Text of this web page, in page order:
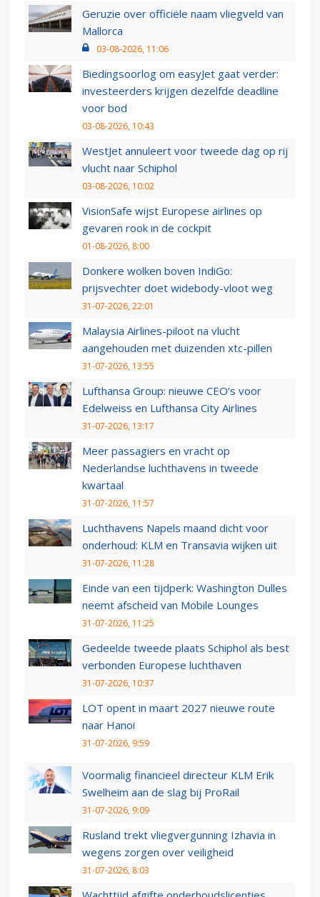
Geruzie over officiële naam vliegveld van
Mallorca
03-08-2026, 11:06
Biedingsoorlog om easyJet gaat verder:
investeerders krijgen dezelfde deadline
voor bod
03-08-2026, 10:43
WestJet annuleert voor tweede dag op rij
vlucht naar Schiphol
03-08-2026, 10:02
VisionSafe wijst Europese airlines op
gevaren rook in de cockpit
01-08-2026, 8:00
Donkere wolken boven IndiGo:
prijsvechter doet widebody-vloot weg
31-07-2026, 22:01
Malaysia Airlines-piloot na vlucht
aangehouden met duizenden xtc-pillen
31-07-2026, 13:55
Lufthansa Group: nieuwe CEO’s voor
Edelweiss en Lufthansa City Airlines
31-07-2026, 13:17
Meer passagiers en vracht op
Nederlandse luchthavens in tweede
kwartaal
31-07-2026, 11:57
Luchthavens Napels maand dicht voor
onderhoud: KLM en Transavia wijken uit
31-07-2026, 11:28
Einde van een tijdperk: Washington Dulles
neemt afscheid van Mobile Lounges
31-07-2026, 11:25
Gedeelde tweede plaats Schiphol als best
verbonden Europese luchthaven
31-07-2026, 10:37
LOT opent in maart 2027 nieuwe route
naar Hanoi
31-07-2026, 9:59
Voormalig financieel directeur KLM Erik
Swelheim aan de slag bij ProRail
31-07-2026, 9:09
Rusland trekt vliegvergunning Izhavia in
wegens zorgen over veiligheid
31-07-2026, 8:03